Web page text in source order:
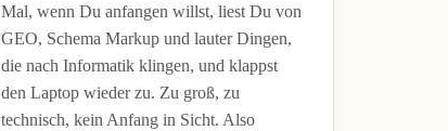
Mal, wenn Du anfangen willst, liest Du von
GEO, Schema Markup und lauter Dingen,
die nach Informatik klingen, und klappst
den Laptop wieder zu. Zu groß, zu
technisch, kein Anfang in Sicht. Also